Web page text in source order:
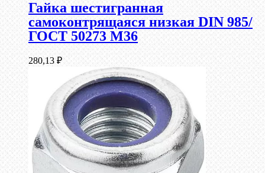
Гайка шестигранная
самоконтрящаяся низкая DIN 985/
ГОСТ 50273 М36
280,13 ₽